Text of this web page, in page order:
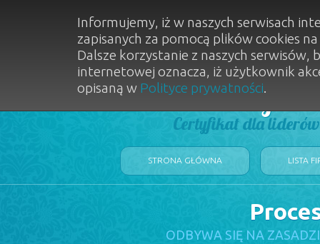
Dobry
Certyfikat dla
STRONA GŁÓWNA LISTA
ODBYWA SIĘ NA
Informujemy, iż w naszych serwisach
zapisanych za pomocą plików cookies
Dalsze korzystanie z naszych
internetowej oznacza, iż użytkownik
opisaną w Polityce prywatności.